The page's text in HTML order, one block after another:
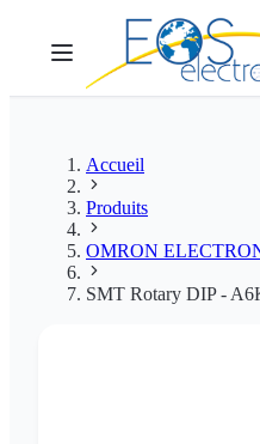
Accueil
Produits
OMRON
SMT Rotary DIP -